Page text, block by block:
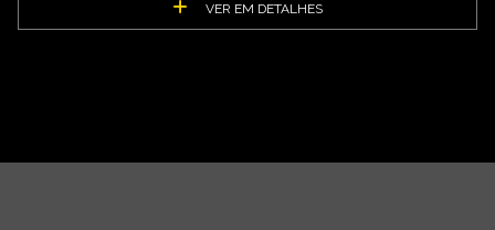
VER EM DETALHES